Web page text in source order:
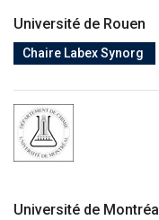
Université de Rouen
Chaire Labex Synorg
Université de